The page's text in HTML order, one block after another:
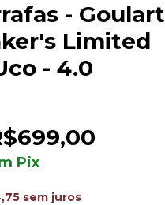
- Goulart
Limited
- 4.0
Pix
sem juros